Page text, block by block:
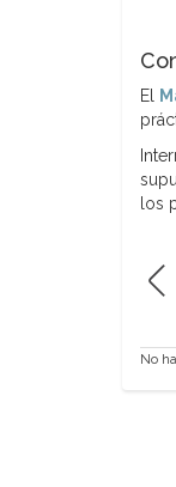
El
los
No